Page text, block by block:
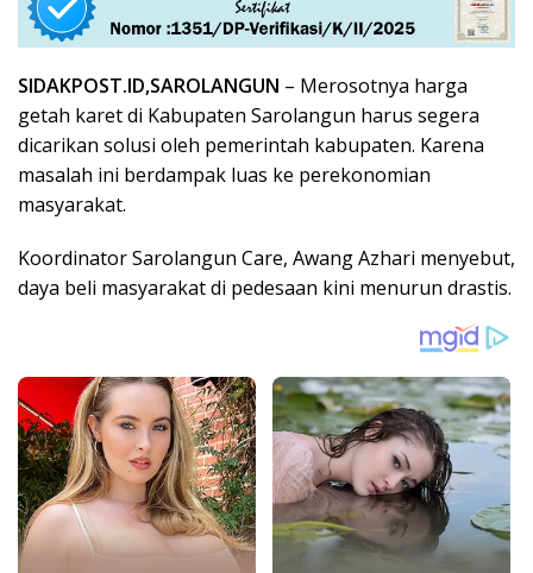
SIDAKPOST.ID,SAROLANGUN – Merosotnya harga
getah karet di Kabupaten Sarolangun harus segera
dicarikan solusi oleh pemerintah kabupaten. Karena
masalah ini berdampak luas ke perekonomian
masyarakat.
Koordinator Sarolangun Care, Awang Azhari menyebut,
daya beli masyarakat di pedesaan kini menurun drastis.